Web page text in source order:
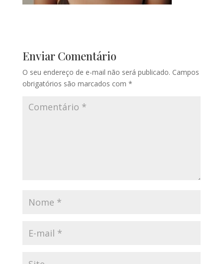
Enviar Comentário
O seu endereço de e-mail não será publicado. Campos
obrigatórios são marcados com *